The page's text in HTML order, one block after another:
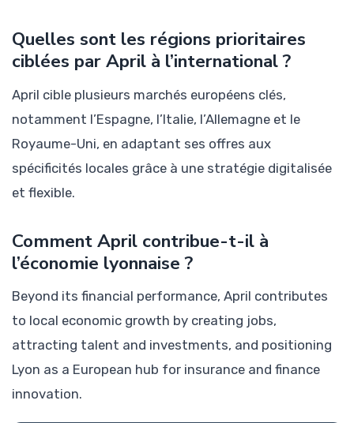
Quelles sont les régions prioritaires
ciblées par April à l’international ?
April cible plusieurs marchés européens clés,
notamment l’Espagne, l’Italie, l’Allemagne et le
Royaume-Uni, en adaptant ses offres aux
spécificités locales grâce à une stratégie digitalisée
et flexible.
Comment April contribue-t-il à
l’économie lyonnaise ?
Beyond its financial performance, April contributes
to local economic growth by creating jobs,
attracting talent and investments, and positioning
Lyon as a European hub for insurance and finance
innovation.